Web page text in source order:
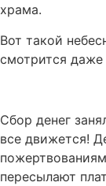
храма.
Вот такой
смотрится
Сбор денег
все движется!
пересылают